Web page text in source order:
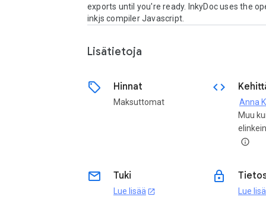
exports until you're ready. InkyDoc uses the
inkjs compiler Javascript.
Lisätietoja
sell Hinnat
Maksuttomat
code
Anna
Muu
info
email Tuki
Lue lisää open_in_new
lock
Lue